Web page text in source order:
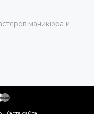
маникюра и